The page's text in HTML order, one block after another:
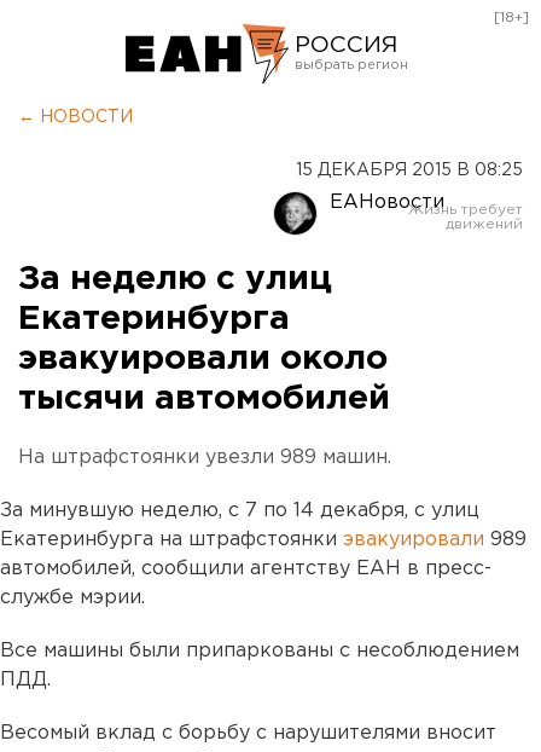
РОССИЯ
Оренбург
[18+]
← НОВОСТИ
15 ДЕКАБРЯ 2015 В 08:25
ЕАНовости
За неделю с улиц
Екатеринбурга
эвакуировали около
тысячи автомобилей
На штрафстоянки увезли 989 машин.
За минувшую неделю, с 7 по 14 декабря, с улиц
Екатеринбурга на штрафстоянки эвакуировали 989
автомобилей, сообщили агентству ЕАН в пресс-
службе мэрии.
Все машины были припаркованы с несоблюдением
ПДД.
Весомый вклад с борьбу с нарушителями вносит